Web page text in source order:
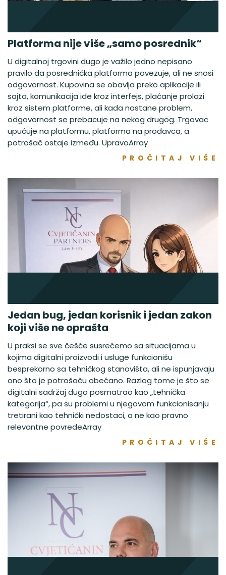
Platforma nije više „samo posrednik“
U digitalnoj trgovini dugo je važilo jedno nepisano
pravilo da posrednička platforma povezuje, ali ne snosi
odgovornost. Kupovina se obavlja preko aplikacije ili
sajta, komunikacija ide kroz interfejs, plaćanje prolazi
kroz sistem platforme, ali kada nastane problem,
odgovornost se prebacuje na nekog drugog. Trgovac
upućuje na platformu, platforma na prodavca, a
potrošač ostaje između. UpravoArray
PROČITAJ VIŠE
Jedan bug, jedan korisnik i jedan zakon
koji više ne oprašta
U praksi se sve češće susrećemo sa situacijama u
kojima digitalni proizvodi i usluge funkcionišu
besprekorno sa tehničkog stanovišta, ali ne ispunjavaju
ono što je potrošaču obećano. Razlog tome je što se
digitalni sadržaj dugo posmatrao kao „tehnička
kategorija“, pa su problemi u njegovom funkcionisanju
tretirani kao tehnički nedostaci, a ne kao pravno
relevantne povredeArray
PROČITAJ VIŠE